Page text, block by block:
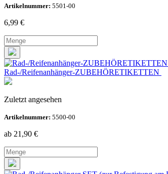
Artikelnummer: 5501-00
6,99 €
Rad-/Reifenanhänger-ZUBEHÖRETIKETTEN
Zuletzt angesehen
Artikelnummer: 5500-00
ab 21,90 €